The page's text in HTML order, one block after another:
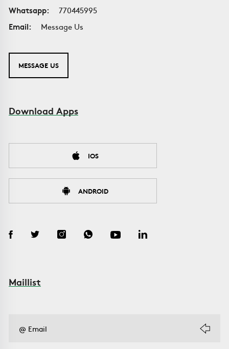
Whatsapp:
770445995
Email:
Message Us
MESSAGE US
Download Apps
IOS
ANDROID
Maillist